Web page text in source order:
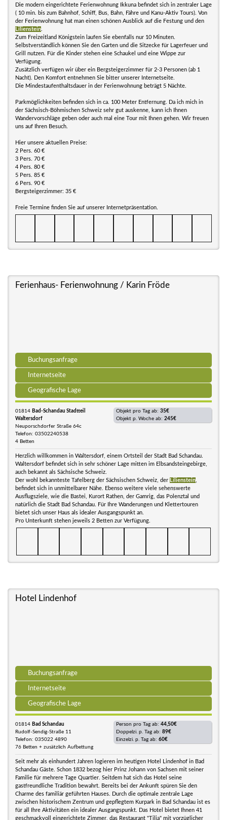
Die modern eingerichtete Ferienwohnung Ikkuna befindet sich in zentraler Lage
( 10 min. bis zum Bahnhof, Schiff, Bus, Bahn, Fähre und Kanu-Aktiv Tours). Von
der Ferienwohnung hat man einen schönen Ausblick auf die Festung und den
Lilienstein
Zum Freizeitland Königstein laufen Sie ebenfalls nur 10 Minuten.
Selbstverständlich können Sie den Garten und die Sitzecke für Lagerfeuer und
Grill nutzen. Für die Kinder stehen eine Schaukel und eine Wippe zur
Verfügung.
Zusätzlich verfügen wir über ein Bergsteigerzimmer für 2-3 Personen (ab 1
Nacht). Den Komfort entnehmen Sie bitter unserer Internetseite.
Die Mindestaufenthaltsdauer in der Ferienwohnung beträgt 5 Nächte.
Parkmöglichkeiten befinden sich in ca. 100 Meter Entfernung. Da ich mich in
der Sächsisch-Böhmischen Schweiz sehr gut auskenne, kann ich Ihnen
Wandervorschläge geben oder auch mal eine Tour mit Ihnen gehen. Wir freuen
uns auf Ihren Besuch.
Hier unsere aktuellen Preise:
2 Pers. 60 €
3 Pers. 70 €
4 Pers. 80 €
5 Pers. 85 €
6 Pers. 90 €
Bergsteigerzimmer: 35 €
Freie Termine finden Sie auf unserer Internetpräsentation.
Ferienhaus- Ferienwohnung / Karin Fröde
Buchungsanfrage
Internetseite
Geografische Lage
01814 Bad-Schandau Stadtteil
Waltersdorf
Neuporschdorfer Straße 64c
Telefon: 03502240538
4 Betten
Objekt pro Tag ab: 35€
Objekt p. Woche ab: 245€
Herzlich willkommen in Waltersdorf, einem Ortsteil der Stadt Bad Schandau.
Waltersdorf befindet sich in sehr schöner Lage mitten im Elbsandsteingebirge,
auch bekannt als Sächsische Schweiz.
Der wohl bekannteste Tafelberg der Sächsischen Schweiz, der Lilienstein
befindet sich in unmittelbarer Nähe. Ebenso weitere viele sehenswerte
Ausflugsziele, wie die Bastei, Kurort Rathen, der Gamrig, das Polenztal und
natürlich die Stadt Bad Schandau. Für Ihre Wanderungen und Klettertouren
bietet sich unser Haus als idealer Ausgangspunkt an.
Pro Unterkunft stehen jeweils 2 Betten zur Verfügung.
Hotel Lindenhof
Buchungsanfrage
Internetseite
Geografische Lage
01814 Bad Schandau
Rudolf-Sendig-Straße 11
Telefon: 035022 4890
76 Betten + zusätzlich Aufbettung
Person pro Tag ab: 44,50€
Doppelzi. p. Tag ab: 89€
Einzelzi. p. Tag ab: 60€
Seit mehr als einhundert Jahren logieren im heutigen Hotel Lindenhof in Bad
Schandau Gäste. Schon 1832 bezog hier Prinz Johann von Sachsen mit seiner
Familie für mehrere Tage Quartier. Seitdem hat sich das Hotel seine
gastfreundliche Tradition bewahrt. Bereits bei der Ankunft spüren Sie den
Charme des familiär geführten Hauses. Durch die optimale zentrale Lage
zwischen historischem Zentrum und gepflegtem Kurpark in Bad Schandau ist es
für all Ihre Aktivitäten ein idealer Ausgangspunkt. Das Hotel bietet Ihnen 41
geschmackvoll eingerichtete Zimmer, das Restaurant "Tilia" mit vorzüglicher